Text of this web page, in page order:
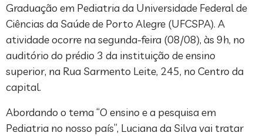
Graduação em Pediatria da Universidade Federal de
Ciências da Saúde de Porto Alegre (UFCSPA). A
atividade ocorre na segunda-feira (08/08), às 9h, no
auditório do prédio 3 da instituição de ensino
superior, na Rua Sarmento Leite, 245, no Centro da
capital.
Abordando o tema “O ensino e a pesquisa em
Pediatria no nosso país”, Luciana da Silva vai tratar